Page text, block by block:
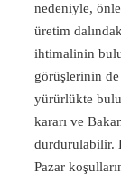
nedeniyle,
üretim
ihtimalinin
görüşlerinin de
yürürlükte
kararı ve
durdurulabilir.
Pazar